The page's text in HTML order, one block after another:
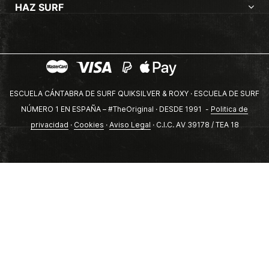
HAZ SURF
ESCUELA CÁNTABRA DE SURF QUIKSILVER & ROXY · ESCUELA DE SURF
NÚMERO 1 EN ESPAÑA – #TheOriginal · DESDE 1991 - Politica de
privacidad · Cookies · Aviso Legal · C.I.C. AV 39178 / TEA 18